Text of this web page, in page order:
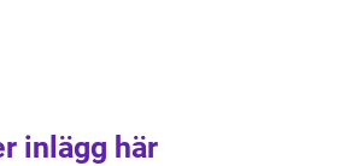
inlägg här